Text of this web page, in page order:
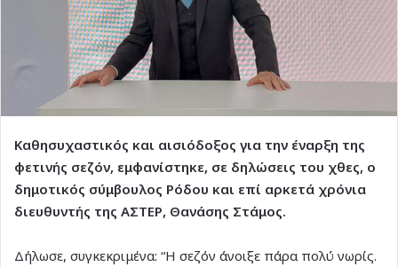
Καθησυχαστικός και αισιόδοξος για την έναρξη της
φετινής σεζόν, εμφανίστηκε, σε δηλώσεις του χθες, ο
δημοτικός σύμβουλος Ρόδου και επί αρκετά χρόνια
διευθυντής της ΑΣΤΕΡ, Θανάσης Στάμος.
Δήλωσε, συγκεκριμένα: “Η σεζόν άνοιξε πάρα πολύ νωρίς.